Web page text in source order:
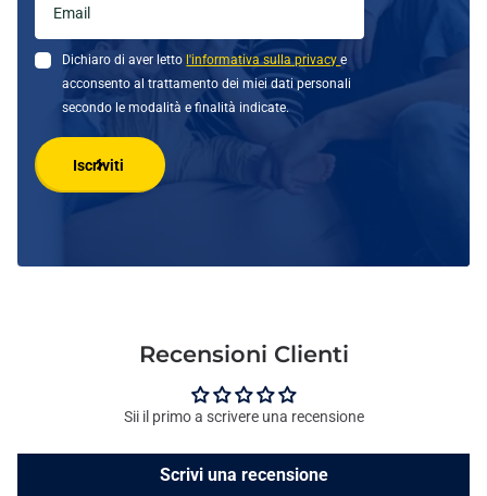
Dichiaro di aver letto l'informativa sulla privacye
acconsento al trattamento dei miei dati personali
secondo le modalità e finalità indicate.
Iscriviti
Recensioni Clienti
Sii il primo a scrivere una recensione
Scrivi una recensione